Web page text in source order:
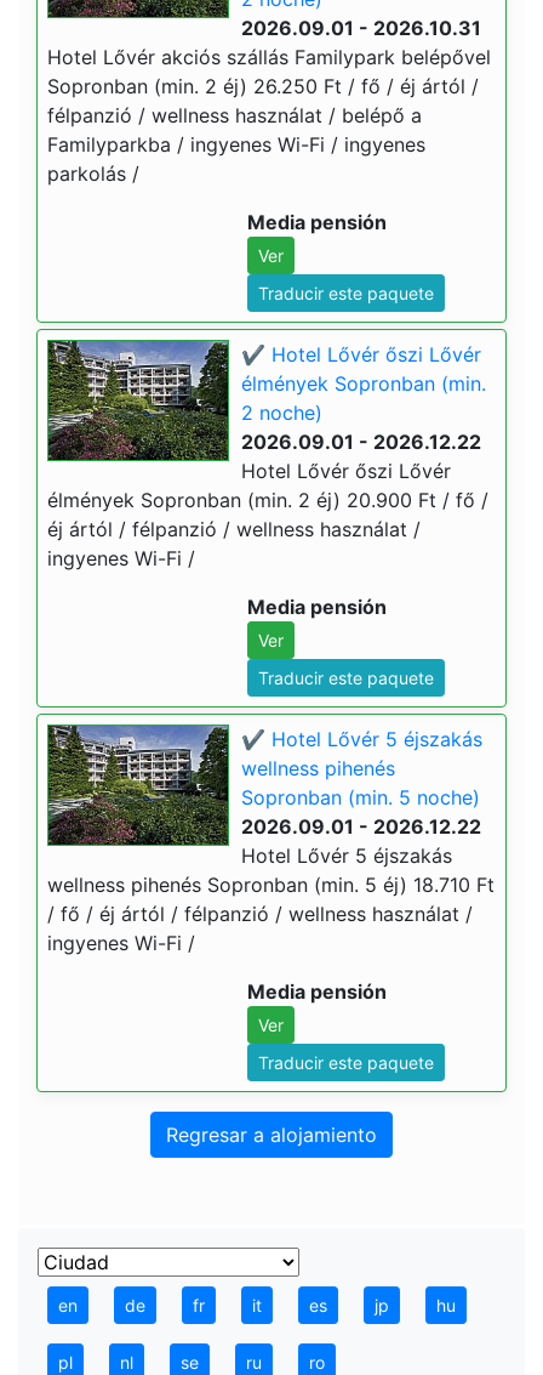
2026.09.01 - 2026.10.31
Hotel Lővér akciós szállás Familypark belépővel
Sopronban (min. 2 éj) 26.250 Ft / fő / éj ártól /
félpanzió / wellness használat / belépő a
Familyparkba / ingyenes Wi-Fi / ingyenes
parkolás /
Media pensión
Ver
Traducir este paquete
✔️ Hotel Lővér őszi Lővér
élmények Sopronban (min.
2 noche)
2026.09.01 - 2026.12.22
Hotel Lővér őszi Lővér
élmények Sopronban (min. 2 éj) 20.900 Ft / fő /
éj ártól / félpanzió / wellness használat /
ingyenes Wi-Fi /
Media pensión
Ver
Traducir este paquete
✔️ Hotel Lővér 5 éjszakás
wellness pihenés
Sopronban (min. 5 noche)
2026.09.01 - 2026.12.22
Hotel Lővér 5 éjszakás
wellness pihenés Sopronban (min. 5 éj) 18.710 Ft
/ fő / éj ártól / félpanzió / wellness használat /
ingyenes Wi-Fi /
Media pensión
Ver
Traducir este paquete
Regresar a alojamiento
en de fr it es jp hu
pl nl se ru ro